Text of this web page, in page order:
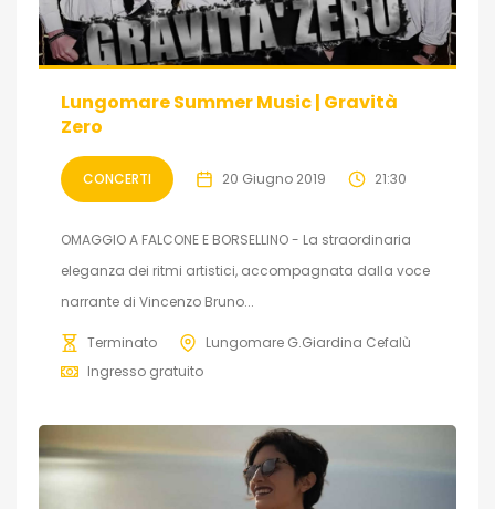
Lungomare Summer Music | Gravità
Zero
CONCERTI 20 Giugno 2019 21:30
OMAGGIO A FALCONE E BORSELLINO - La straordinaria
eleganza dei ritmi artistici, accompagnata dalla voce
narrante di Vincenzo Bruno...
Terminato
Lungomare G.Giardina Cefalù
Ingresso gratuito